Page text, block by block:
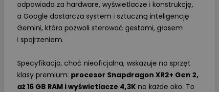
odpowiada za hardware, wyświetlacze i konstrukcję,
a Google dostarcza system i sztuczną inteligencję
Gemini, która pozwoli sterować gestami, głosem
i spojrzeniem.
Specyfikacja, choć nieoficjalna, wskazuje na sprzęt
klasy premium: procesor Snapdragon XR2+ Gen 2,
aż 16 GB RAM i wyświetlacze 4,3K na każde oko. To